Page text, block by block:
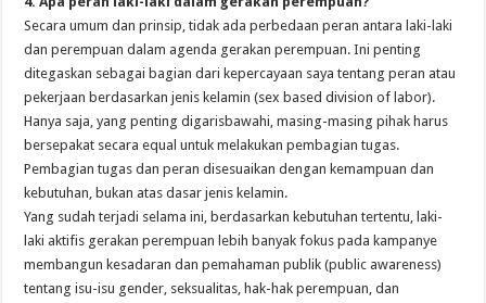
Secara umum dan prinsip, tidak ada perbedaan peran antara laki-laki
dan perempuan dalam agenda gerakan perempuan. Ini penting
ditegaskan sebagai bagian dari kepercayaan saya tentang peran atau
pekerjaan berdasarkan jenis kelamin (sex based division of labor).
Hanya saja, yang penting digarisbawahi, masing-masing pihak harus
bersepakat secara equal untuk melakukan pembagian tugas.
Pembagian tugas dan peran disesuaikan dengan kemampuan dan
kebutuhan, bukan atas dasar jenis kelamin.
Yang sudah terjadi selama ini, berdasarkan kebutuhan tertentu, laki-
laki aktifis gerakan perempuan lebih banyak fokus pada kampanye
membangun kesadaran dan pemahaman publik (public awareness)
tentang isu-isu gender, seksualitas, hak-hak perempuan, dan